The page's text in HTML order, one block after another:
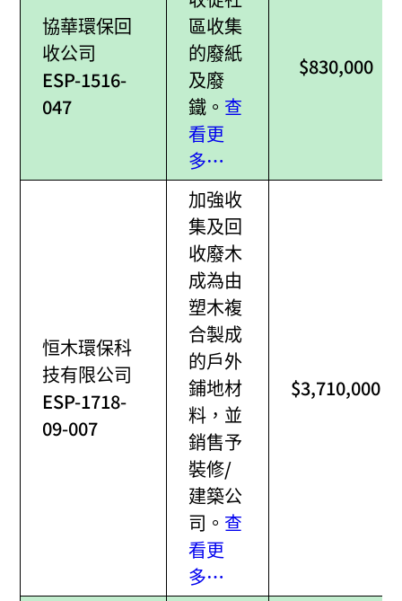
協華環保回
收公司
ESP-1516-
047
區收集
的廢紙
及廢
鐵。 查
看更
多…
$830,000
恒木環保科
技有限公司
ESP-1718-
09-007
加強收
集及回
收廢木
成為由
塑木複
合製成
的戶外
鋪地材
料，並
銷售予
裝修/
建築公
司。 查
看更
多…
$3,710,000